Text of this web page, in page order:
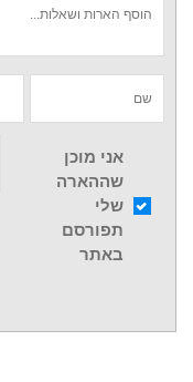
אני מוכן
שההארה
שלי
תפורסם
באתר